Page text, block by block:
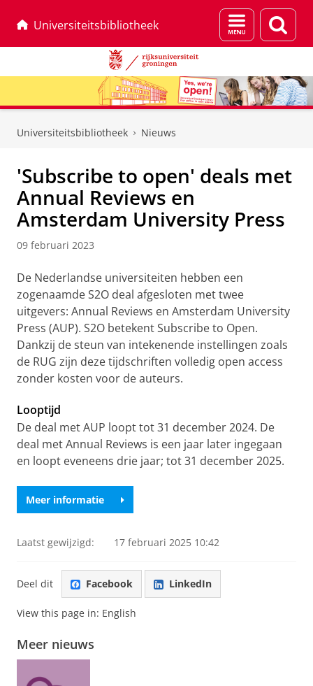
Universiteitsbibliotheek
Menu
en
Universiteitsbibliotheek Nieuws
'Subscribe to open' deals met
Annual Reviews en
Amsterdam University Press
09 februari 2023
De Nederlandse universiteiten hebben een
zogenaamde S2O deal afgesloten met twee
uitgevers: Annual Reviews en Amsterdam University
Press (AUP). S2O betekent Subscribe to Open.
Dankzij de steun van intekenende instellingen zoals
de RUG zijn deze tijdschriften volledig open access
zonder kosten voor de auteurs.
Looptijd
De deal met AUP loopt tot 31 december 2024. De
deal met Annual Reviews is een jaar later ingegaan
en loopt eveneens drie jaar; tot 31 december 2025.
Meer informatie
Laatst gewijzigd: 17 februari 2025 10:42
Deel dit Facebook LinkedIn
View this page in: English
Meer nieuws